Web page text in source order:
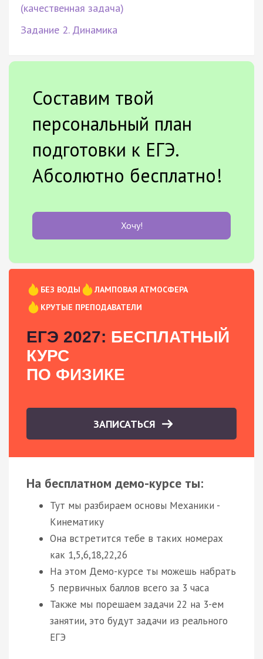
(качественная задача)
Задание 2. Динамика
Составим твой
персональный план
подготовки к ЕГЭ.
Абсолютно бесплатно!
Хочу!
БЕЗ ВОДЫ
ЛАМПОВАЯ АТМОСФЕРА
КРУТЫЕ ПРЕПОДАВАТЕЛИ
ЕГЭ 2027: БЕСПЛАТНЫЙ
КУРС
ПО ФИЗИКЕ
ЗАПИСАТЬСЯ
На бесплатном демо-курсе ты:
Тут мы разбираем основы Механики -
Кинематику
Она встретится тебе в таких номерах
как 1,5,6,18,22,26
На этом Демо-курсе ты можешь набрать
5 первичных баллов всего за 3 часа
Также мы порешаем задачи 22 на 3-ем
занятии, это будут задачи из реального
ЕГЭ